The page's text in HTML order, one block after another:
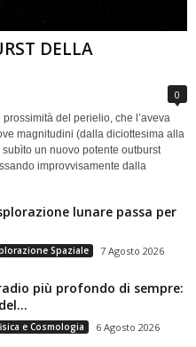
DELLA
0
del perielio, che l’aveva
magnitudini (dalla diciottesima alla
un nuovo potente outburst
improvvisamente dalla
lunare passa per
Spaziale 7 Agosto 2026
più profondo di sempre:
e Cosmologia 6 Agosto 2026